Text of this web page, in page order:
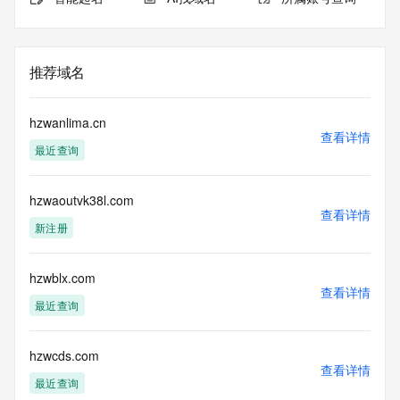
推荐域名
hzwanlima.cn
最近查询
查看详情
hzwaoutvk38l.com
新注册
查看详情
hzwblx.com
最近查询
查看详情
hzwcds.com
最近查询
查看详情